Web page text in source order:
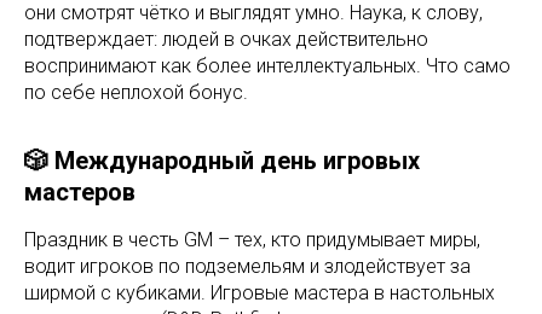
они смотрят чётко и выглядят умно. Наука, к слову,
подтверждает: людей в очках действительно
воспринимают как более интеллектуальных. Что само
по себе неплохой бонус.
🎲 Международный день игровых
мастеров
Праздник в честь GM – тех, кто придумывает миры,
водит игроков по подземельям и злодействует за
ширмой с кубиками. Игровые мастера в настольных